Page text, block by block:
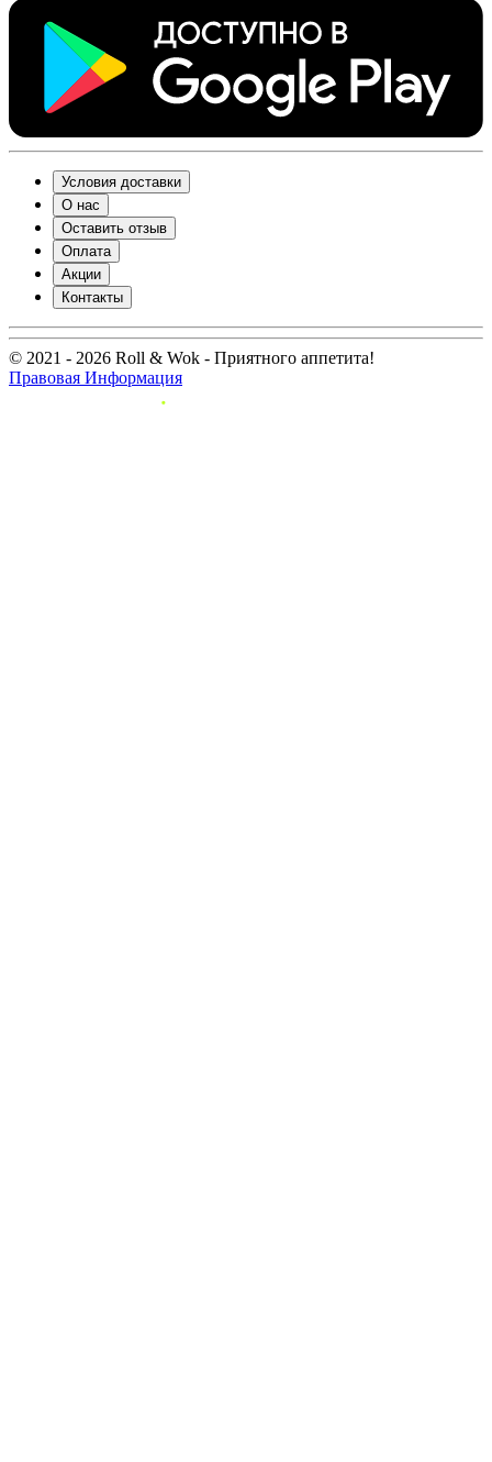
Условия доставки
О нас
Оставить отзыв
Оплата
Акции
Контакты
© 2021 - 2026 Roll & Wok - Приятного аппетита!
Правовая Информация